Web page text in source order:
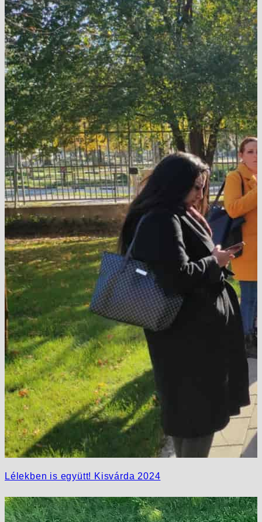
Lélekben is együtt! Kisvárda 2024